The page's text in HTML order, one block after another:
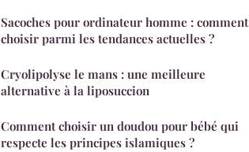
Sacoches pour ordinateur homme : comment
choisir parmi les tendances actuelles ?
Cryolipolyse le mans : une meilleure
alternative à la liposuccion
Comment choisir un doudou pour bébé qui
respecte les principes islamiques ?